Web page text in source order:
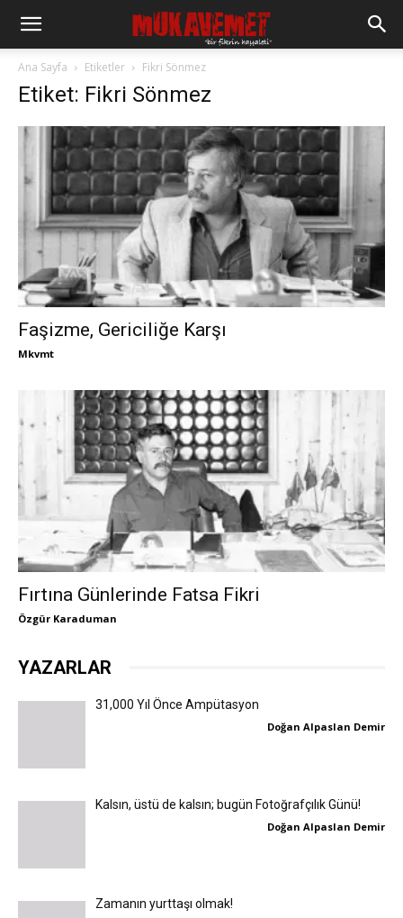
Ana Sayfa Etiketler Fikri Sönmez
Etiket: Fikri Sönmez
Faşizme, Gericiliğe Karşı
Mkvmt
Fırtına Günlerinde Fatsa Fikri
Özgür Karaduman
YAZARLAR
31,000 Yıl Önce Ampütasyon
Doğan Alpaslan Demir
Kalsın, üstü de kalsın; bugün Fotoğrafçılık Günü!
Doğan Alpaslan Demir
Zamanın yurttaşı olmak!